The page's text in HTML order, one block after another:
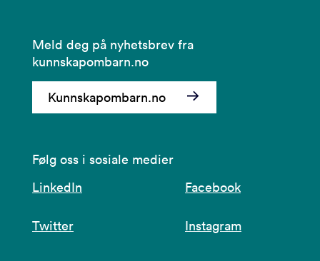
Meld deg på nyhetsbrev fra
kunnskapombarn.no
Kunnskapombarn.no
Følg oss i sosiale medier
LinkedIn
Facebook
Twitter Instagram